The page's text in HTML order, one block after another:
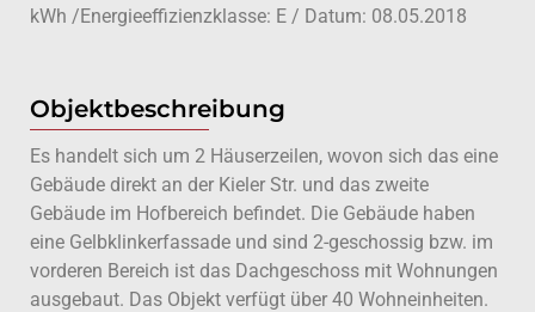
kWh /Energieeffizienzklasse: E / Datum: 08.05.2018
Objektbeschreibung
Es handelt sich um 2 Häuserzeilen, wovon sich das eine
Gebäude direkt an der Kieler Str. und das zweite
Gebäude im Hofbereich befindet. Die Gebäude haben
eine Gelbklinkerfassade und sind 2-geschossig bzw. im
vorderen Bereich ist das Dachgeschoss mit Wohnungen
ausgebaut. Das Objekt verfügt über 40 Wohneinheiten.